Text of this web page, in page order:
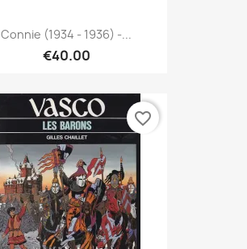
Connie (1934 - 1936) -...
€40.00
favorite_border